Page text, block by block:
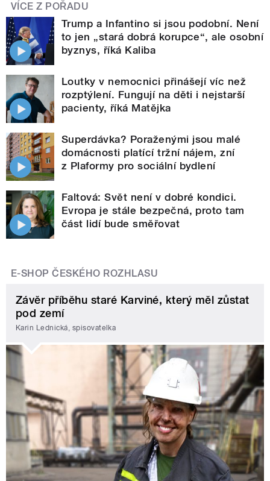
VÍCE Z POŘADU
Trump a Infantino si jsou podobní. Není
to jen „stará dobrá korupce“, ale osobní
byznys, říká Kaliba
Loutky v nemocnici přinášejí víc než
rozptýlení. Fungují na děti i nejstarší
pacienty, říká Matějka
Superdávka? Poraženými jsou malé
domácnosti platící tržní nájem, zní
z Plaformy pro sociální bydlení
Faltová: Svět není v dobré kondici.
Evropa je stále bezpečná, proto tam
část lidí bude směřovat
E-SHOP ČESKÉHO ROZHLASU
Závěr příběhu staré Karviné, který měl zůstat
pod zemí
Karin Lednická, spisovatelka